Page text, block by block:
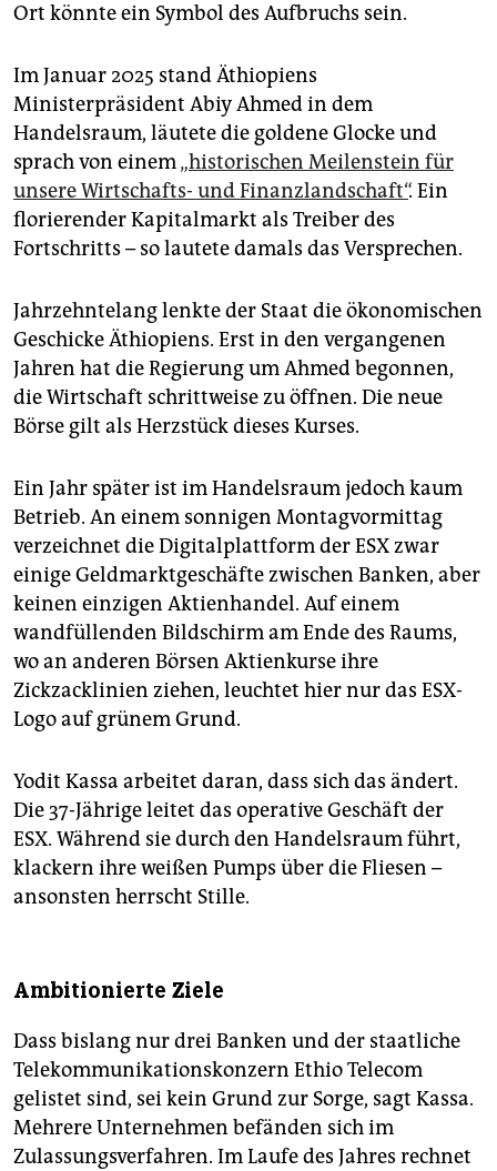
Ort könnte ein Symbol des Aufbruchs sein.
Im Januar 2025 stand Äthiopiens
Ministerpräsident Abiy Ahmed in dem
Handelsraum, läutete die goldene Glocke und
sprach von einem„historischen Meilenstein für
unsere Wirtschafts- und Finanzlandschaft“. Ein
florierender Kapitalmarkt als Treiber des
Fortschritts – so lautete damals das Versprechen.
Jahrzehntelang lenkte der Staat die ökonomischen
Geschicke Äthiopiens. Erst in den vergangenen
Jahren hat die Regierung um Ahmed begonnen,
die Wirtschaft schrittweise zu öffnen. Die neue
Börse gilt als Herzstück dieses Kurses.
Ein Jahr später ist im Handelsraum jedoch kaum
Betrieb. An einem sonnigen Montagvormittag
verzeichnet die Digitalplattform der ESX zwar
einige Geldmarktgeschäfte zwischen Banken, aber
keinen einzigen Aktienhandel. Auf einem
wandfüllenden Bildschirm am Ende des Raums,
wo an anderen Börsen Aktienkurse ihre
Zickzacklinien ziehen, leuchtet hier nur das ESX-
Logo auf grünem Grund.
Yodit Kassa arbeitet daran, dass sich das ändert.
Die 37-Jährige leitet das operative Geschäft der
ESX. Während sie durch den Handelsraum führt,
klackern ihre weißen Pumps über die Fliesen –
ansonsten herrscht Stille.
Ambitionierte Ziele
Dass bislang nur drei Banken und der staatliche
Telekommunikationskonzern Ethio Telecom
gelistet sind, sei kein Grund zur Sorge, sagt Kassa.
Mehrere Unternehmen befänden sich im
Zulassungsverfahren. Im Laufe des Jahres rechnet